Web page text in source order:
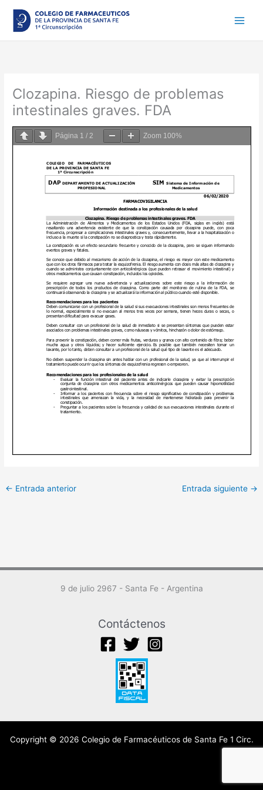
contenido
Clozapina. Riesgo de problemas
intestinales graves. FDA
Página 1 /2 Zoom 100%
← Entrada anterior Entrada siguiente →
9 de julio 2967 - Santa Fe - Argentina
Contáctenos
Copyright © 2026 Colegio de Farmacéuticos de Santa Fe 1 Circ.